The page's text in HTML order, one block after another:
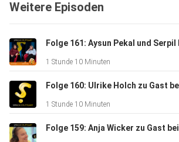
bei Regio-TV und Teilnehmer des
SPRICH:STUTTGART - der Podcast für
www.sprichstuttgart.de und auf Instagram
sprichstuttgart_podcast (aufgezeichnet
23.9.2022).
Weitere Episoden
1 Stunde 10 Minuten
1 Stunde 10 Minuten